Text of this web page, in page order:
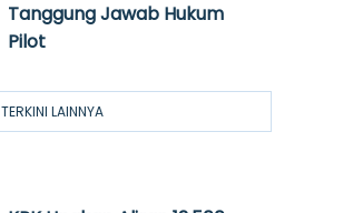
Tanggung Jawab Hukum
Pilot
TERKINI LAINNYA